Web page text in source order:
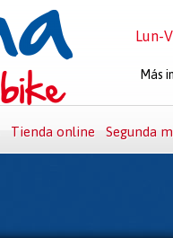
Tienda online Segunda
Lun-
Más